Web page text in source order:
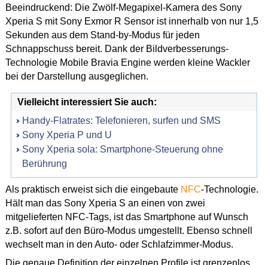
Beeindruckend: Die Zwölf-Megapixel-Kamera des Sony
Xperia S mit Sony Exmor R Sensor ist innerhalb von nur 1,5
Sekunden aus dem Stand-by-Modus für jeden
Schnappschuss bereit. Dank der Bildverbesserungs-
Technologie Mobile Bravia Engine werden kleine Wackler
bei der Darstellung ausgeglichen.
Vielleicht interessiert Sie auch:
Handy-Flatrates: Telefonieren, surfen und SMS
Sony Xperia P und U
Sony Xperia sola: Smartphone-Steuerung ohne
Berührung
Als praktisch erweist sich die eingebaute NFC-Technologie.
Hält man das Sony Xperia S an einen von zwei
mitgelieferten NFC-Tags, ist das Smartphone auf Wunsch
z.B. sofort auf den Büro-Modus umgestellt. Ebenso schnell
wechselt man in den Auto- oder Schlafzimmer-Modus.
Die genaue Definition der einzelnen Profile ist grenzenlos.